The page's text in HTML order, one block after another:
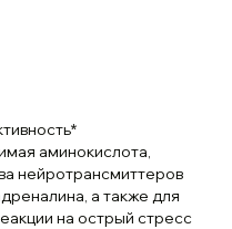
аминокислота,
нейротрансмиттеров
а также для
на острый стресс